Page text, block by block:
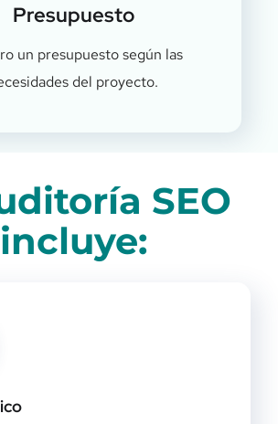
Presupuesto
un presupuesto según las
del proyecto.
SEO
incluye: